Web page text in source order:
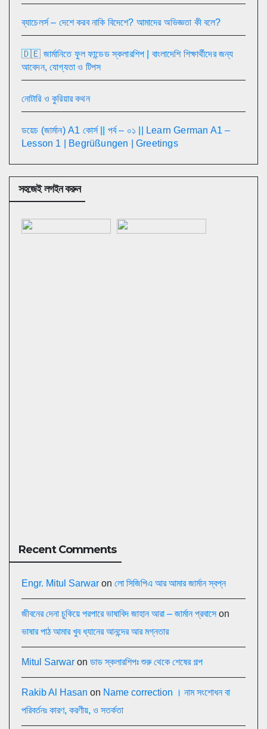
ব্যাচেলর্স – দেশে করব নাকি বিদেশে? আমাদের অভিজ্ঞতা কী বলে?
🇩🇪 জার্মানিতে ফুল ফান্ডেড স্কলারশিপ | বাংলাদেশি শিক্ষার্থীদের জন্য
আবেদন, যোগ্যতা ও টিপস
নোটারি ও কুরিয়ার কথন
ডয়েচ (জার্মান) A1 কোর্স || পর্ব – ০১ || Learn German A1 –
Lesson 1 | Begrüßungen | Greetings
সহজেই লগইন করুন
Recent Comments
Engr. Mitul Sarwar on লো সিজিপিএ আর আমার জার্মান স্বপ্ন
জীবনের দেনা চুকিয়ে পরপারে ভাষাবিদ জাহান আরা – জার্মান প্রবাসেon
ভাষার পাঠ আমার খুব ধ্যানের আনন্দের আর মগ্নতার
Mitul Sarwar on ডাড স্কলারশিপঃ শুরু থেকে শেষের গল্প
Rakib Al Hasan on Name correction । নাম সংশোধন বা
পরিবর্তনঃ কারণ, করণীয়, ও সতর্কতা